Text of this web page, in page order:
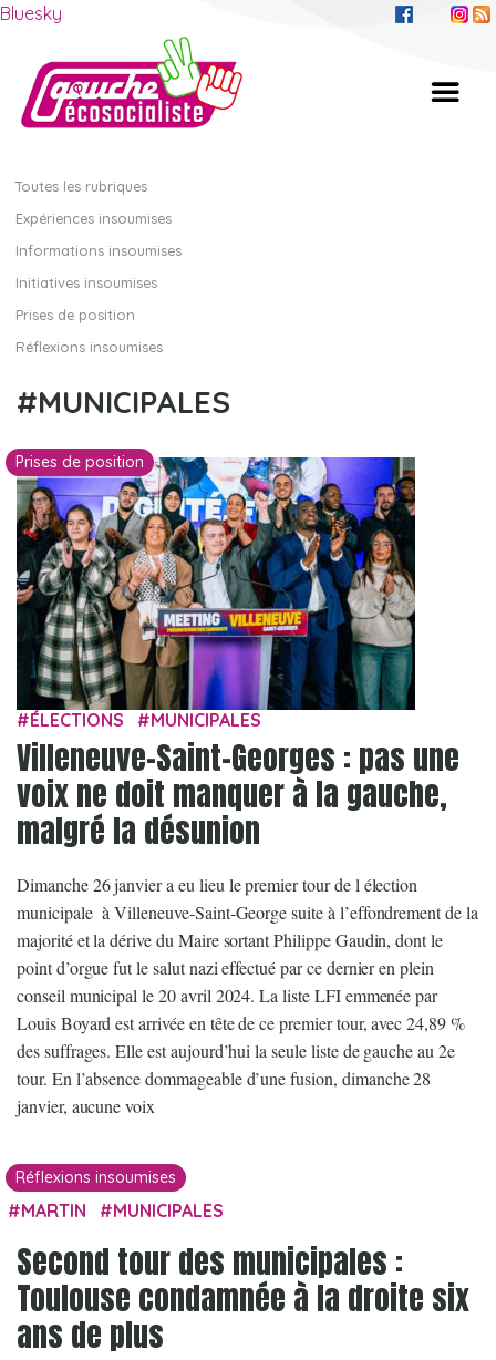
Bluesky
Toutes les rubriques
Expériences insoumises
Informations insoumises
Initiatives insoumises
Prises de position
Réflexions insoumises
MUNICIPALES
Prises de position
ÉLECTIONS MUNICIPALES
Villeneuve-Saint-Georges : pas une
voix ne doit manquer à la gauche,
malgré la désunion
Dimanche 26 janvier a eu lieu le premier tour de l élection
municipale à Villeneuve-Saint-George suite à l’effondrement de la
majorité et la dérive du Maire sortant Philippe Gaudin, dont le
point d’orgue fut le salut nazi effectué par ce dernier en plein
conseil municipal le 20 avril 2024. La liste LFI emmenée par
Louis Boyard est arrivée en tête de ce premier tour, avec 24,89 %
des suffrages. Elle est aujourd’hui la seule liste de gauche au 2e
tour. En l’absence dommageable d’une fusion, dimanche 28
janvier, aucune voix
Réflexions insoumises
MARTIN MUNICIPALES
Second tour des municipales :
Toulouse condamnée à la droite six
ans de plus